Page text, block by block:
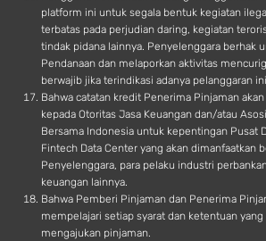
platform ini untuk segala bentuk kegiatan
terbatas pada perjudian daring, kegiatan
tindak pidana lainnya. Penyelenggara berhak
Pendanaan dan melaporkan aktivitas
berwajib jika terindikasi adanya pelanggaran
Bahwa catatan kredit Penerima Pinjaman
kepada Otoritas Jasa Keuangan dan/atau
Bersama Indonesia untuk kepentingan Pusat
Fintech Data Center yang akan dimanfaatkan
Penyelenggara, para pelaku industri
keuangan lainnya.
Bahwa Pemberi Pinjaman dan Penerima
mempelajari setiap syarat dan ketentuan
mengajukan pinjaman.